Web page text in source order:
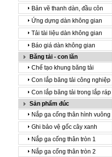
Bản vẽ thanh dàn, đầu côn
Ứng dựng dàn không gian
Tải tài liệu dàn không gian
Báo giá dàn không gian
Băng tải - con lăn
Chế tạo khung băng tải
Con lắp băng tải công nghiệp
Con lắp băng tải trong lắp ráp
Sản phẩm đúc
Nắp ga cống thân hình vuông
Ghi bảo vệ gốc cây xanh
Nắp ga cống thân tròn 1
Nắp ga cống thân tròn 2